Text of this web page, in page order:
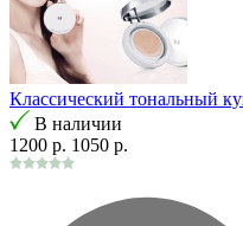
Классический тональный
В наличии
1200 р. 1050 р.